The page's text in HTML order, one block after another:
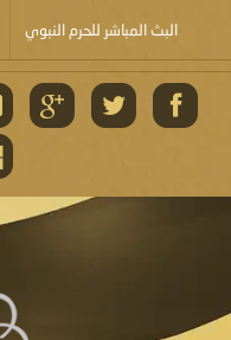
البث المباشر للحرم النبوي